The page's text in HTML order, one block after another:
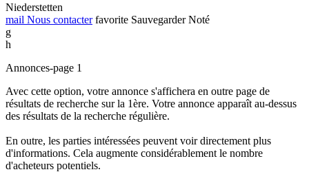
Niederstetten
mail Nous contacter favorite Sauvegarder Noté
g
h
Annonces-page 1
Avec cette option, votre annonce s'affichera en outre page de
résultats de recherche sur la 1ère. Votre annonce apparaît au-dessus
des résultats de la recherche régulière.
En outre, les parties intéressées peuvent voir directement plus
d'informations. Cela augmente considérablement le nombre
d'acheteurs potentiels.